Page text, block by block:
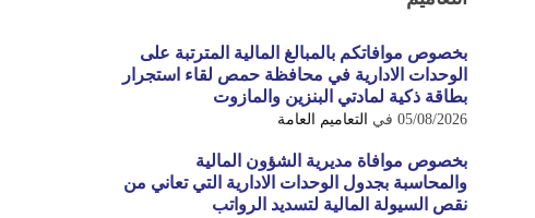
بخصوص موافاتكم بالمبالغ المالية المترتبة على
الوحدات الادارية في محافظة حمص لقاء استجرار
بطاقة ذكية لمادتي البنزين والمازوت
05/08/2026 في التعاميم العامة
بخصوص موافاة مديرية الشؤون المالية
والمحاسبة بجدول الوحدات الادارية التي تعاني من
نقص السيولة المالية لتسديد الرواتب